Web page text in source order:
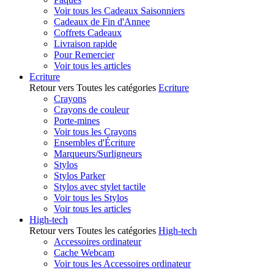
Voir tous les Cadeaux Saisonniers
Cadeaux de Fin d'Annee
Coffrets Cadeaux
Livraison rapide
Pour Remercier
Voir tous les articles
Ecriture
Retour vers Toutes les catégories Ecriture
Crayons
Crayons de couleur
Porte-mines
Voir tous les Crayons
Ensembles d'Écriture
Marqueurs/Surligneurs
Stylos
Stylos Parker
Stylos avec stylet tactile
Voir tous les Stylos
Voir tous les articles
High-tech
Retour vers Toutes les catégories High-tech
Accessoires ordinateur
Cache Webcam
Voir tous les Accessoires ordinateur